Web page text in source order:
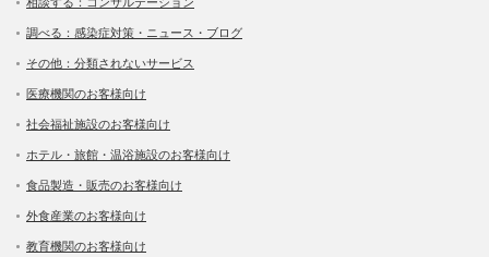
調べる：感染症対策・ニュース・ブログ
その他：分類されないサービス
医療機関のお客様向け
社会福祉施設のお客様向け
ホテル・旅館・温浴施設のお客様向け
食品製造・販売のお客様向け
外食産業のお客様向け
教育機関のお客様向け